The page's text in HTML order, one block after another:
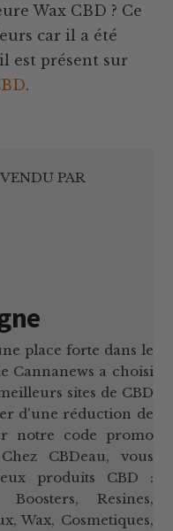
Wax CBD ? Ce
car il a été
est présent sur
.
PAR
place forte dans le
Cannanews a choisi
sites de CBD
d'une réduction de
notre code promo
CBDeau, vous
produits CBD :
Resines,
Wax, Cosmetiques,